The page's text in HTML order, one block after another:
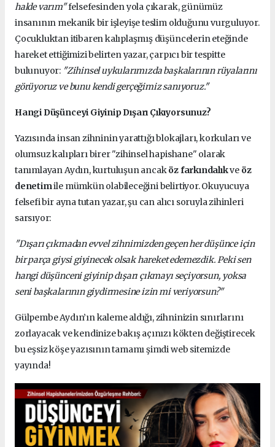
halde varım"felsefesinden yola çıkarak, günümüz
insanının mekanik bir işleyişe teslim olduğunu vurguluyor.
Çocukluktan itibaren kalıplaşmış düşüncelerin eteğinde
hareket ettiğimizi belirten yazar, çarpıcı bir tespitte
bulunuyor: "Zihinsel uykularımızda başkalarının rüyalarını
görüyoruz ve bunu kendi gerçeğimiz sanıyoruz."
Hangi Düşünceyi Giyinip Dışarı Çıkıyorsunuz?
Yazısında insan zihninin yarattığı blokajları, korkuları ve
olumsuz kalıpları birer "zihinsel hapishane" olarak
tanımlayan Aydın, kurtuluşun ancaköz farkındalıkve öz
denetimile mümkün olabileceğini belirtiyor. Okuyucuya
felsefi bir ayna tutan yazar, şu can alıcı soruyla zihinleri
sarsıyor:
"Dışarı çıkmadan evvel zihnimizden geçen her düşünce için
bir parça giysi giyinecek olsak hareket edemezdik. Peki sen
hangi düşünceni giyinip dışarı çıkmayı seçiyorsun, yoksa
seni başkalarının giydirmesine izin mi veriyorsun?"
Gülpembe Aydın’ın kaleme aldığı, zihninizin sınırlarını
zorlayacak ve kendinize bakış açınızı kökten değiştirecek
bu eşsiz köşe yazısının tamamı şimdi web sitemizde
yayında!